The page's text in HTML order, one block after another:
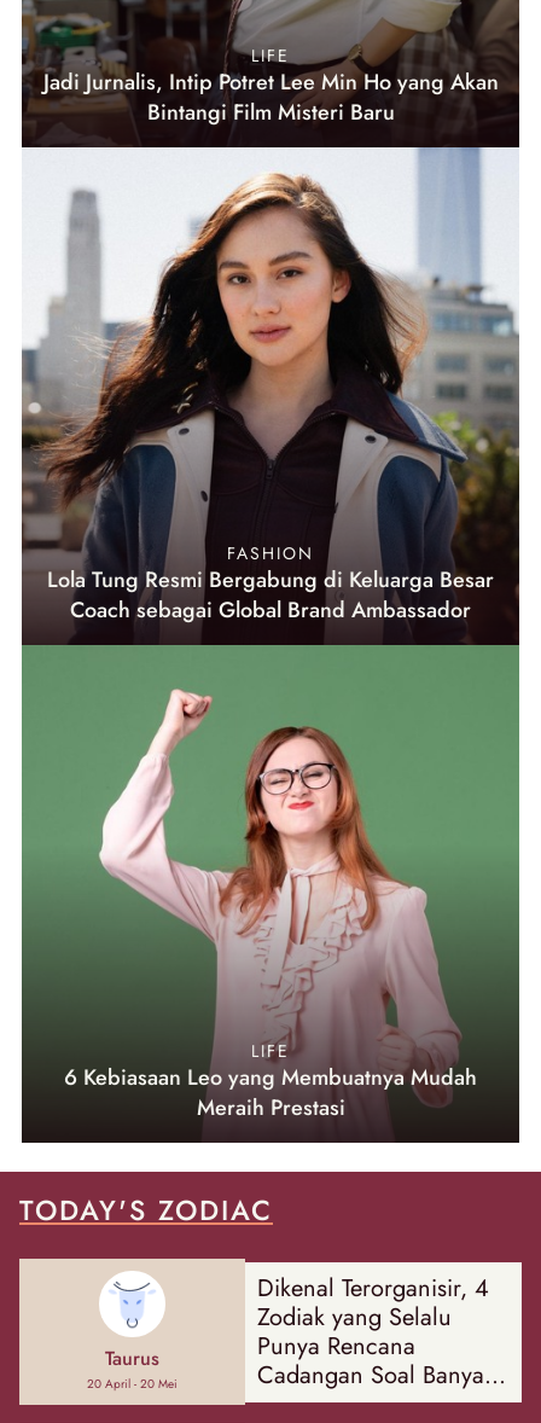
LIFE
Jadi Jurnalis, Intip Potret Lee Min Ho yang Akan
Bintangi Film Misteri Baru
FASHION
Lola Tung Resmi Bergabung di Keluarga Besar
Coach sebagai Global Brand Ambassador
LIFE
6 Kebiasaan Leo yang Membuatnya Mudah
Meraih Prestasi
TODAY'S ZODIAC
Taurus
20 April - 20 Mei
Dikenal Terorganisir, 4
Zodiak yang Selalu
Punya Rencana
Cadangan Soal Banyak
Hal